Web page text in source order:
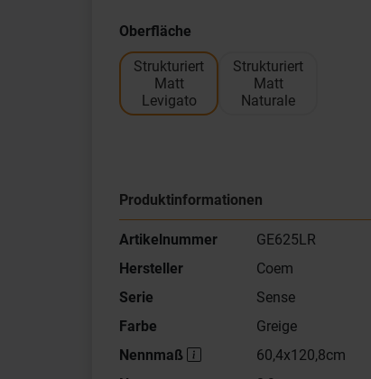
Oberfläche
Strukturiert
Matt
Levigato
Strukturiert
Matt
Naturale
Produktinformationen
Artikelnummer
GE625LR
Hersteller
Coem
Serie
Sense
Farbe
Greige
Nennmaß
60,4x120,8cm